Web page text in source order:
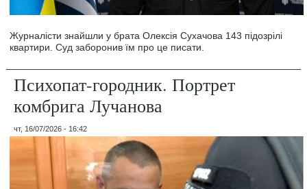
Журналісти знайшли у брата Олексія Сухачова 143 підозрілі
квартири. Суд заборонив їм про це писати.
Психопат-городник. Портрет
комбрига Лучанова
чт, 16/07/2026 - 16:42